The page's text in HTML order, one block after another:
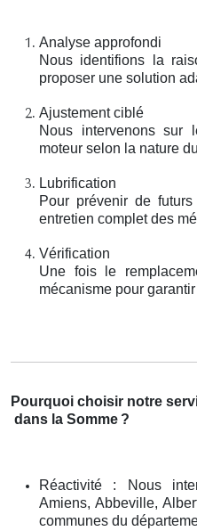
Analyse approfondi
Nous identifions la
proposer une solution
Ajustement ciblé
Nous intervenons
moteur selon la nature
Lubrification
Pour prévenir de
entretien complet des
Vérification
Une fois le
mécanisme pour
Pourquoi choisir notre
dans la Somme ?
Réactivité : Nous
Amiens, Abbeville,
communes du